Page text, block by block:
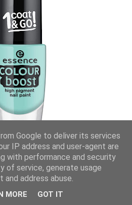
Google to deliver its services
IP address and user-agent are
with performance and security
of service, generate usage
address abuse.
MORE GOT IT